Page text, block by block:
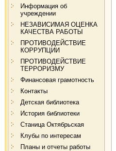
Информация об
учреждении
НЕЗАВИСИМАЯ ОЦЕНКА
КАЧЕСТВА РАБОТЫ
ПРОТИВОДЕЙСТВИЕ
КОРРУПЦИИ
ПРОТИВОДЕЙСТВИЕ
ТЕРРОРИЗМУ
Финансовая грамотность
Контакты
Детская библиотека
История библиотеки
Станица Октябрьская
Клубы по интересам
Планы и отчеты работы